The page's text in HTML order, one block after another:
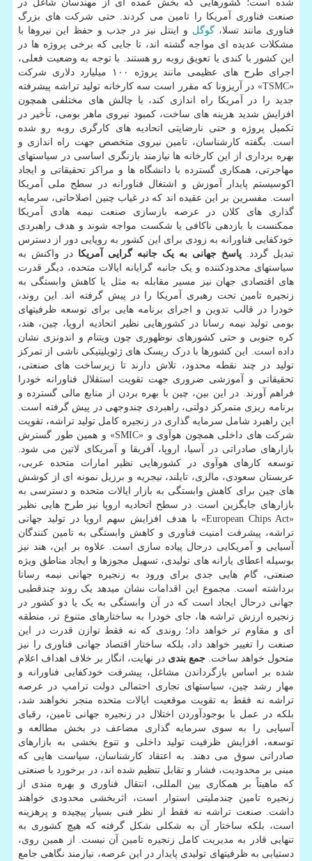
شده است؛ کشورهایی که بخش عمده ای از مهندسان شاغل در
صنعت فناوری آمریکا را تامین می کردند. حتی شرکت های بزرگ
فناوری مانند تسلا،گوگل و اینتل نیز در جذب و حفظ این نیروها با
مشکلات عدیده ای مواجه گشته اند، تا جایی که برخی پروژه ها در
این کشور با کندی یا تعویق روبه رو هستند. با توجه به وضعیت فعلی،
اجرای طرح های عظیمی مانند پروژه ۱۰۰ میلیارد دلاری شرکت
«TSMC» در آریزونا که مقرر است سه کارخانه تولید تراشه پیشرفته
جدید را در آمریکا راه اندازی کند، با چالش های مختلفی همچون
افزایش شدید هزینه های ساخت، کمبود نیروی ماهر بومی، تأخیر در
تکمیل پروژه و حتی نارضایتی اتحادیه های کارگری روبه رو شده
است. بگفته کارشناسان، تامین نیروی متخصص جهت راه اندازی و
بهره برداری از این کارخانه ها نیازمند بازنگری اساسی در سیاستهای
مهاجرتی، همکاری گسترده با دانشگاه ها و مراکز تحقیقاتی و ایجاد
اکوسیستم پایدار آموزش و اشتغال فناورانه در سطح ملی آمریکا
است. مفسرین بر این عقیده اند که در غیاب چنین اصلاحاتی، سرمایه
گذاری های کلان در عرصه بازسازی صنعت نیمه هادی آمریکا
ممکنست با بازدهی ناکافی یا شکست مواجه شوند و هدف راهبردی
خودکفایی فناورانه به زودی برای این کشور به رویایی دور از دسترس
تبدیل گردد. پاسخ جهانی به یک جانبه گرایی آمریکا در واکنش به
سیاستهای محدودکننده و یک جانبه گرایانه ایالات متحده، دیگر قدرت
های اقتصادی جهان نیز مسیر مقابله به مثل یا کاهش وابستگی به
زنجیره تامین تحت رهبری آمریکا را در پیش گرفته اند. این روند،
خودرا در قالب تدوین و اجرای برنامه هایی برای توسعه ظرفیتهای
بومی تولید نیمه رسانا در کشورهایی نظیر اتحادیه اروپا، چین، هند،
کره جنوبی و حتی کشورهای نوظهوری چون ویتنام و اندونزی نشان
داده است. این کشورها با درک ریسک های ژئوپلیتیکی ناشی از تمرکز
تولید در چند نقطه محدود، تلاش دارند تا زیرساخت های صنعتی،
تحقیقاتی و آموزشی ضروری جهت تقویت استقلال فناورانه خودرا
فراهم آورند. در این بین، چین با بهره بردن از منابع مالی گسترده و
برنامه ریزی متمرکز دولتی، راهبردی چندوجهی در پیش گرفته است.
این راهبرد شامل سرمایه گذاری در زنجیره کامل تولید تراشه، تقویت
شرکت های داخلی همچون هوآوی و «SMIC» و همین طور گسترش
بازارهای صادراتی در آسیا، اروپا، آفریقا و آمریکای لاتین می شود.
توسعه کارهای هوآوی در کشورهایی نظیر امارات متحده عربی،
عربستان سعودی، مالزی، تایلند، نیجریه و برزیل نمونه ای از کوشش
های چین برای کاهش وابستگی به بازار ایالات متحده و دسترسی به
بازارهای جایگزین است. در سطح اتحادیه اروپا نیز طرح هایی نظیر
«European Chips Act» با هدف افزایش سهم اروپا در تولید جهانی
تراشه، پیشرفت امنیت فناوری و کاهش وابستگی به تامین کنندگان
آسیایی و آمریکایی درحال پیاده سازی است. علاوه بر این، هند نیز
بوسیله اعطای یارانه های تولیدی، تسهیل مجوزها و ایجاد مناطق ویژه
صنعتی، گام هایی جدی برای ورود به زنجیره جهانی نیمه رسانا
برداشته است. مجموع این اقدامات نشان میدهد یک روند چندقطبی
جهانی درحال ایجاد است که در آن وابستگی به یک یا دو کشور در
زنجیره ارزش تراشه ها، جای خودرا به ساختارهای متنوع تر، منطقه
ای و مقاوم تر خواهد داد؛ روندی که نه فقط توازن قدرت در این
صنعت را تغییر خواهد داد، بلکه ساختار اقتصاد جهانی فناوری را نیز
متحول خواهد ساخت. جمع بندی در نهایت، انگار بر خلاف اهداف اعلام
شده بر اساس بازگرداندن مشاغل، پیشرفت خودکفایی فناورانه و
مهار رشد چین، سیاستهای تجاری احتمالی دولت ترامپ در عرصه
تراشه نه فقط به تقویت موقعیت ایالات متحده منجر نخواهند شد،
بلکه در عمل با بوجودآوردن اختلال در زنجیره جهانی تامین، رقبای
آسیایی را به سوی سرمایه گذاری مضاعف در بخش مطالعه و
توسعه، افزایش ظرفیت تولید داخلی و تنوع بخشی به بازارهای
صادراتی سوق می دهند. به اعتقاد کارشناسان، سیاست هایی که
مبنی بر محدودیت، فشار و تقابل تنظیم شده اند، در برخورد با صنعتی
که ماهیتاً بر همکاری بین المللی، انتقال فناوری و بهره مندی از
زنجیره تامین چندملیتی استوار است، اثربخشی محدودی خواهند
داشت. صنعت تراشه نه فقط از نظر فنی بسیار پیچیده و پرهزینه
است، بلکه ساختار آن به شکلی شکل گرفته که هیچ کشوری به
تنهایی قادر به مدیریت کامل زنجیره تامین آن نیست. از همین روی،
دستیابی به ظرفیتهای تولیدی پایدار در این عرصه، نیازمند نگاهی جامع